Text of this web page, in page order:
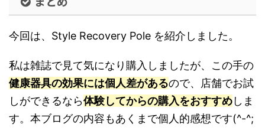
今回は、Style Recovery Pole を紹介しました。
私は雑誌で見て気になり購入しましたが、この手の
健康器具の効果には個人差があるので、店舗でお試
しができるなら体験してからの購入をおすすめしま
す。本ブログの内容もあくまで個人的感想です(^-^;